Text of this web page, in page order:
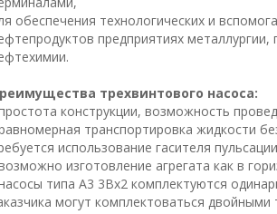
обеспечения технологических и
предприятиях
трехвинтового насоса:
конструкции, возможность
транспортировка жидкости
использование гасителя
изготовление агрегата как в
типа А3 3Вх2 комплектуются
могут комплектоваться